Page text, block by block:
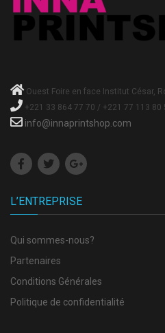
Ouest Foire en face Institut César,
+221 33 864 77 70 / +221 77 113 80
info@innaprintshop.com
L’ENTREPRISE
Qui sommes-nous?
Partenaires
Conditions Générales
Politique de confidentialité